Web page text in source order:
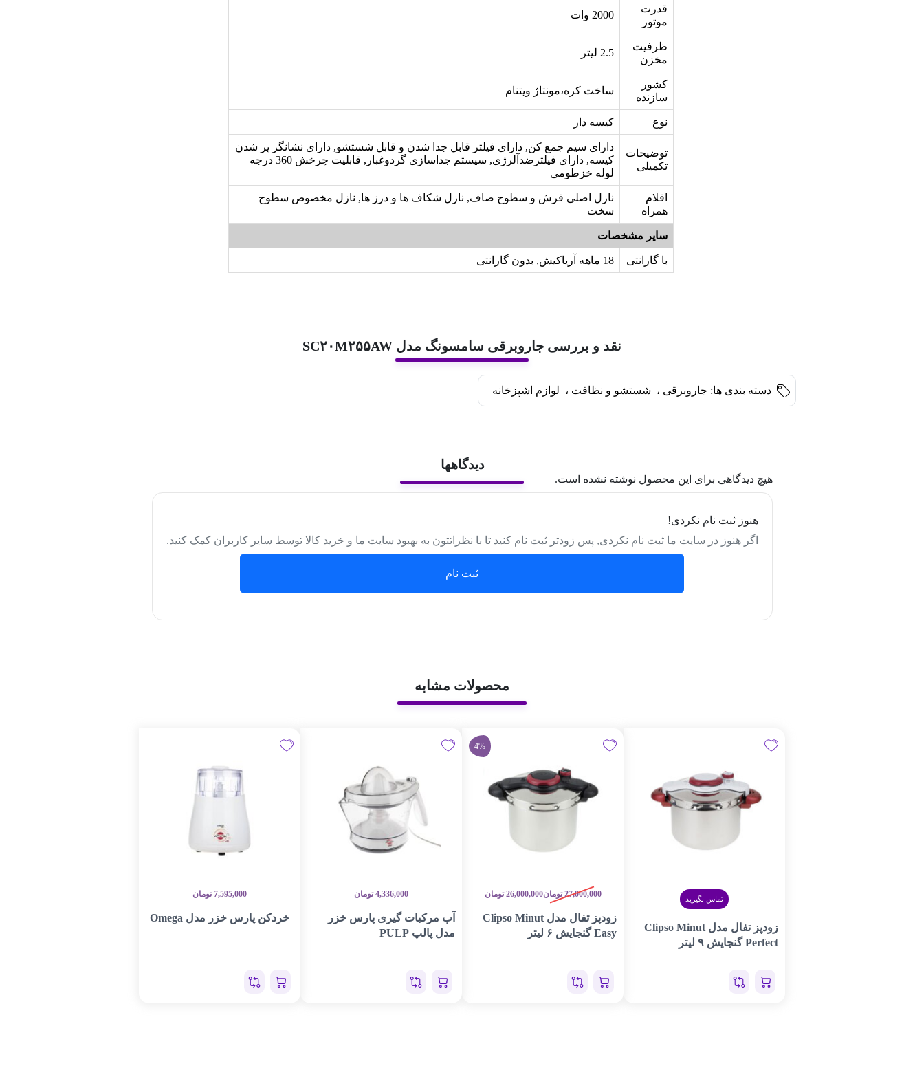
قدرت
موتور
2000 وات
ظرفیت
مخزن
2.5 لیتر
کشور
سازنده
ساخت کره،مونتاژ ویتنام
نوع کیسه دار
توضیحات
تکمیلی
دارای سیم جمع کن, دارای فیلتر قابل جدا شدن و قابل شستشو, دارای نشانگر پر شدن
کیسه, دارای فیلترضدآلرژی, سیستم جداسازی گردوغبار, قابلیت چرخش 360 درجه
لوله خزطومی
اقلام
همراه
نازل اصلی فرش و سطوح صاف, نازل شکاف ها و درز ها, نازل مخصوص سطوح
سخت
سایر مشخصات
با گارانتی 18 ماهه آریاکیش, بدون گارانتی
نقد و بررسی جاروبرقی سامسونگ مدل SC۲۰M۲۵۵AW
دسته بندی ها: جاروبرقی ، شستشو و نظافت ، لوازم اشپزخانه
دیدگاهها
هیچ دیدگاهی برای این محصول نوشته نشده است.
هنوز ثبت نام نکردی!
اگر هنوز در سایت ما ثبت نام نکردی, پس زودتر ثبت نام کنید تا با نظراتتون به بهبود سایت ما و خرید کالا توسط سایر کاربران کمک کنید.
ثبت نام
محصولات مشابه
تماس بگیرید
زودپز تفال مدل Clipso Minut
Perfect گنجایش ۹ لیتر
4%
27,000,000 تومان26,000,000 تومان
زودپز تفال مدل Clipso Minut
Easy گنجایش ۶ لیتر
4,336,000 تومان
آب مرکبات گیری پارس خزر
مدل پالپ PULP
7,595,000 تومان
خردکن پارس خزر مدل Omega